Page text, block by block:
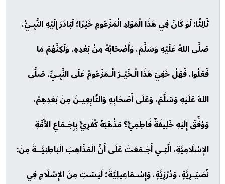
ثَالِثًا: لَوْ كَانَ فِي هَذَا الْمَوْلِدِ الْمَزْعُومِ خَيْرًا؛ لَبَادَرَ إِلَيْهِ النَّبِـيُّ،
صَلَّى اللهُ عَلَيْهِ وَسَلَّمَ، وَأَصْحَابُهُ مِنْ بَعْدِهِ، وَلَكِنَّهُمْ مَا
فَعَلُوا، فَهَلْ خَفِيَ هَذَا الْـخَيْـرُ الْـمَزْعُومُ عَلَى النَّبِـيِّ، صَلَّى
اللهُ عَلَيْهِ وَسَلَّمَ، وَعَلَى أَصْحَابِهِ وَالتَّابِعِيـنَ مِنْ بَعْدِهِمْ،
وَوُفِّقَ إِلَيْهِ خَلِيفَةٌ فَاطِمِيٌّ؟ مَذْهَبُهُ كُفْرِيٌّ بِإِجْـمَاعِ الأُمَّةِ
الإِسْلَامِيَّةِ، الَّتِـي أَجْـمَعَتْ عَلَى أَنَّ الْمَذَاهِبَ الْبَاطِنِيَّــةَ مِنْ:
نُصَيْـرِيَّةٍ، وَدُرْزِيَّةٍ، وَإِسْـمَاعِيلِيَّةَ؛ لَيْسَتِ مِنَ الإِسْلَامِ فِي